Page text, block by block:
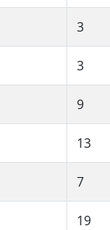
3
3
9
13
7
19